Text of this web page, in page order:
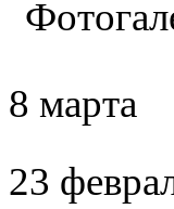
8 марта
23